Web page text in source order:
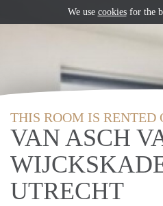
THIS ROOM IS RENTED
VAN ASCH
UTRECHT
We use cookiesfor the